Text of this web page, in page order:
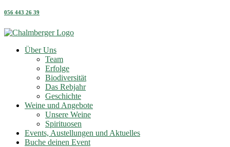
056 443 26 39
Über Uns
Team
Erfolge
Biodiversität
Das Rebjahr
Geschichte
Weine und Angebote
Unsere Weine
Spirituosen
Events, Austellungen und Aktuelles
Buche deinen Event